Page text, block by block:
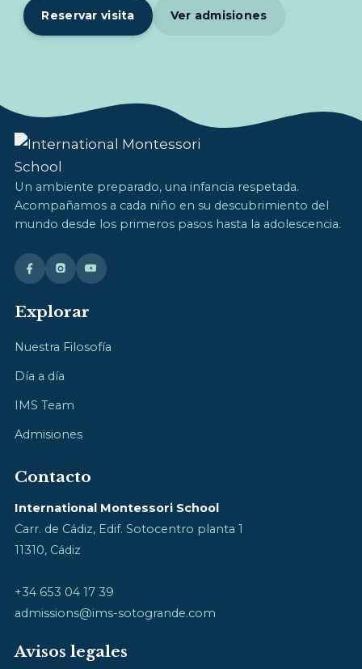
Reservar visita Ver admisiones
Un ambiente preparado, una infancia respetada.
Acompañamos a cada niño en su descubrimiento del
mundo desde los primeros pasos hasta la adolescencia.
Explorar
Nuestra Filosofía
Día a día
IMS Team
Admisiones
Contacto
International Montessori School
Carr. de Cádiz, Edif. Sotocentro planta 1
11310, Cádiz
+34 653 04 17 39
admissions@ims-sotogrande.com
Avisos legales